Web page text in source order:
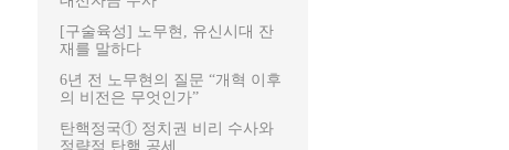
[구술육성] 노무현, 유신시대 잔
재를 말하다
6년 전 노무현의 질문 “개혁 이후
의 비전은 무엇인가”
탄핵정국① 정치권 비리 수사와
정략적 탄핵 공세